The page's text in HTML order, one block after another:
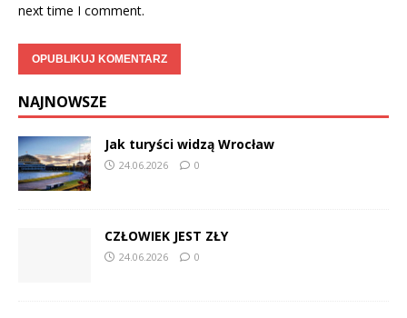
next time I comment.
NAJNOWSZE
Jak turyści widzą Wrocław
24.06.2026 0
CZŁOWIEK JEST ZŁY
24.06.2026 0